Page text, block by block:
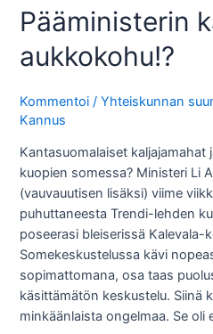
Pääministerin
aukkokohu!?
Kommentoi /Yhteiskunnan
Kannus
Kantasuomalaiset
kuopien somessa? Ministeri Li
(vauvauutisen lisäksi) viime
puhuttaneesta Trendi-lehden
poseerasi bleiserissä Kalevala-
Somekeskustelussa kävi
sopimattomana, osa taas
käsittämätön keskustelu. Siinä
minkäänlaista ongelmaa. Se oli